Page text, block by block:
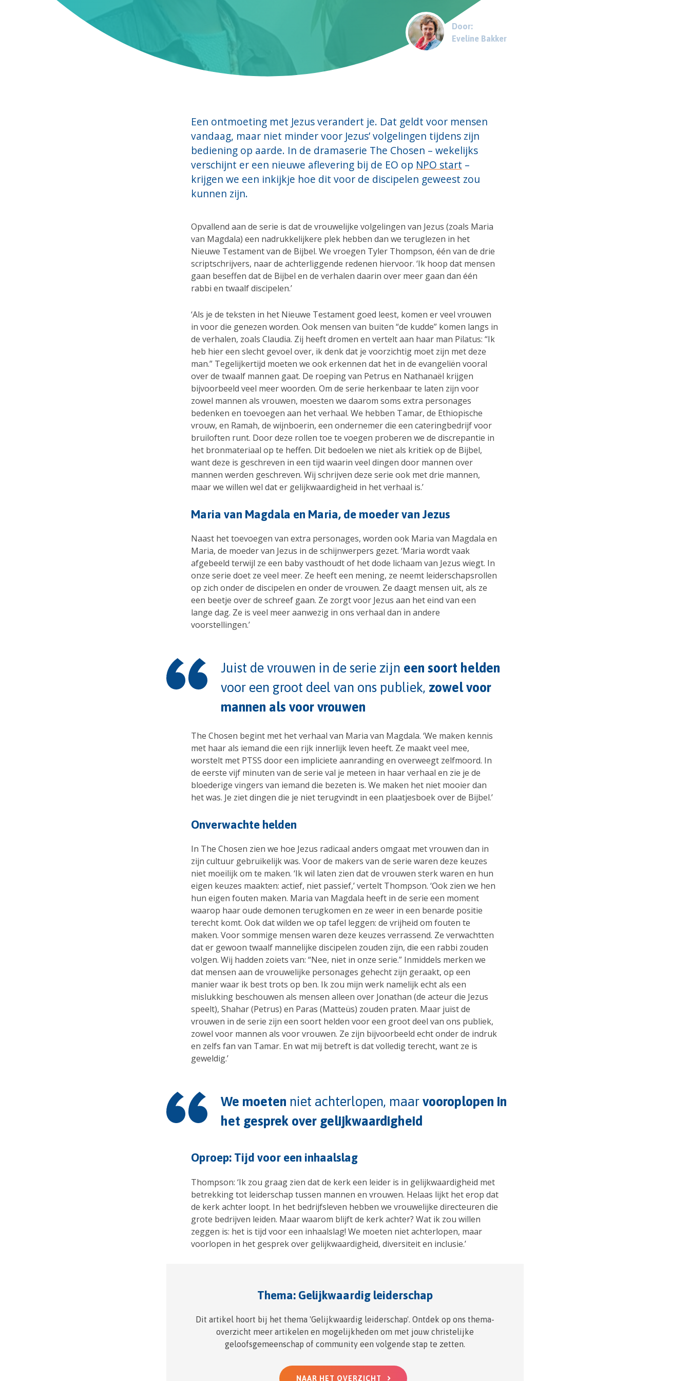
Door:
Eveline Bakker
Een ontmoeting met Jezus verandert je. Dat geldt voor mensen
vandaag, maar niet minder voor Jezus’ volgelingen tijdens zijn
bediening op aarde. In de dramaserie The Chosen – wekelijks
verschijnt er een nieuwe aflevering bij de EO op NPO start –
krijgen we een inkijkje hoe dit voor de discipelen geweest zou
kunnen zijn.
Opvallend aan de serie is dat de vrouwelijke volgelingen van Jezus (zoals Maria
van Magdala) een nadrukkelijkere plek hebben dan we teruglezen in het
Nieuwe Testament van de Bijbel. We vroegen Tyler Thompson, één van de drie
scriptschrijvers, naar de achterliggende redenen hiervoor. ‘Ik hoop dat mensen
gaan beseffen dat de Bijbel en de verhalen daarin over meer gaan dan één
rabbi en twaalf discipelen.’
‘Als je de teksten in het Nieuwe Testament goed leest, komen er veel vrouwen
in voor die genezen worden. Ook mensen van buiten “de kudde” komen langs in
de verhalen, zoals Claudia. Zij heeft dromen en vertelt aan haar man Pilatus: “Ik
heb hier een slecht gevoel over, ik denk dat je voorzichtig moet zijn met deze
man.” Tegelijkertijd moeten we ook erkennen dat het in de evangeliën vooral
over de twaalf mannen gaat. De roeping van Petrus en Nathanaël krijgen
bijvoorbeeld veel meer woorden. Om de serie herkenbaar te laten zijn voor
zowel mannen als vrouwen, moesten we daarom soms extra personages
bedenken en toevoegen aan het verhaal. We hebben Tamar, de Ethiopische
vrouw, en Ramah, de wijnboerin, een ondernemer die een cateringbedrijf voor
bruiloften runt. Door deze rollen toe te voegen proberen we de discrepantie in
het bronmateriaal op te heffen. Dit bedoelen we niet als kritiek op de Bijbel,
want deze is geschreven in een tijd waarin veel dingen door mannen over
mannen werden geschreven. Wij schrijven deze serie ook met drie mannen,
maar we willen wel dat er gelijkwaardigheid in het verhaal is.’
Maria van Magdala en Maria, de moeder van Jezus
Naast het toevoegen van extra personages, worden ook Maria van Magdala en
Maria, de moeder van Jezus in de schijnwerpers gezet. ‘Maria wordt vaak
afgebeeld terwijl ze een baby vasthoudt of het dode lichaam van Jezus wiegt. In
onze serie doet ze veel meer. Ze heeft een mening, ze neemt leiderschapsrollen
op zich onder de discipelen en onder de vrouwen. Ze daagt mensen uit, als ze
een beetje over de schreef gaan. Ze zorgt voor Jezus aan het eind van een
lange dag. Ze is veel meer aanwezig in ons verhaal dan in andere
voorstellingen.’
Juist de vrouwen in de serie zijn een soort helden
voor een groot deel van ons publiek, zowel voor
mannen als voor vrouwen
The Chosen begint met het verhaal van Maria van Magdala. ‘We maken kennis
met haar als iemand die een rijk innerlijk leven heeft. Ze maakt veel mee,
worstelt met PTSS door een impliciete aanranding en overweegt zelfmoord. In
de eerste vijf minuten van de serie val je meteen in haar verhaal en zie je de
bloederige vingers van iemand die bezeten is. We maken het niet mooier dan
het was. Je ziet dingen die je niet terugvindt in een plaatjesboek over de Bijbel.’
Onverwachte helden
In The Chosen zien we hoe Jezus radicaal anders omgaat met vrouwen dan in
zijn cultuur gebruikelijk was. Voor de makers van de serie waren deze keuzes
niet moeilijk om te maken. ‘Ik wil laten zien dat de vrouwen sterk waren en hun
eigen keuzes maakten: actief, niet passief,’ vertelt Thompson. ‘Ook zien we hen
hun eigen fouten maken. Maria van Magdala heeft in de serie een moment
waarop haar oude demonen terugkomen en ze weer in een benarde positie
terecht komt. Ook dat wilden we op tafel leggen: de vrijheid om fouten te
maken. Voor sommige mensen waren deze keuzes verrassend. Ze verwachtten
dat er gewoon twaalf mannelijke discipelen zouden zijn, die een rabbi zouden
volgen. Wij hadden zoiets van: “Nee, niet in onze serie.” Inmiddels merken we
dat mensen aan de vrouwelijke personages gehecht zijn geraakt, op een
manier waar ik best trots op ben. Ik zou mijn werk namelijk echt als een
mislukking beschouwen als mensen alleen over Jonathan (de acteur die Jezus
speelt), Shahar (Petrus) en Paras (Matteüs) zouden praten. Maar juist de
vrouwen in de serie zijn een soort helden voor een groot deel van ons publiek,
zowel voor mannen als voor vrouwen. Ze zijn bijvoorbeeld echt onder de indruk
en zelfs fan van Tamar. En wat mij betreft is dat volledig terecht, want ze is
geweldig.’
We moeten niet achterlopen, maarvooroplopen in
het gesprek over gelijkwaardigheid
Oproep: Tijd voor een inhaalslag
Thompson: ‘Ik zou graag zien dat de kerk een leider is in gelijkwaardigheid met
betrekking tot leiderschap tussen mannen en vrouwen. Helaas lijkt het erop dat
de kerk achter loopt. In het bedrijfsleven hebben we vrouwelijke directeuren die
grote bedrijven leiden. Maar waarom blijft de kerk achter? Wat ik zou willen
zeggen is: het is tijd voor een inhaalslag! We moeten niet achterlopen, maar
voorlopen in het gesprek over gelijkwaardigheid, diversiteit en inclusie.’
Thema: Gelijkwaardig leiderschap
Dit artikel hoort bij het thema 'Gelijkwaardig leiderschap'. Ontdek op ons thema-
overzicht meer artikelen en mogelijkheden om met jouw christelijke
geloofsgemeenschap of community een volgende stap te zetten.
NAAR HET OVERZICHT